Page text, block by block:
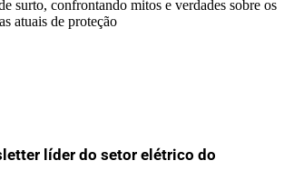
surto, confrontando mitos e verdades sobre os
atuais de proteção
líder do setor elétrico do